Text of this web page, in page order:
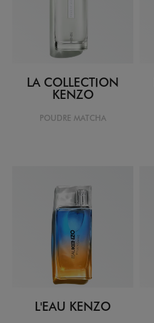
LA COLLECTION
KENZO
POUDRE MATCHA
L'EAU KENZO